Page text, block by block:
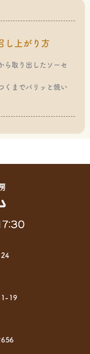
し上がり方
ら取り出したソーセ
くまでパリッと焼い
1-19